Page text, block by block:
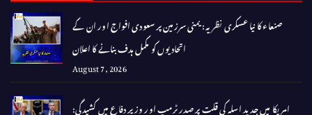
صنعاء کا نیا عسکری نظریہ: یمنی سرزمین پر سعودی افواج اور ان کے
اتحادیوں کو مکمل ہدف بنانے کا اعلان
August 7, 2026
امریکا میں جدید اسلہ کی قلت پر صدر ٹرمپ اور وزیر دفاع میں کشیدگی: